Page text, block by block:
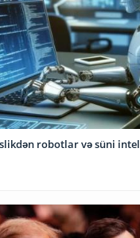
robotlar və süni